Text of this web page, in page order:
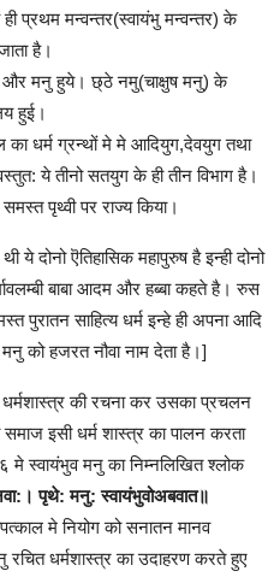
प्रथम मन्वन्तर(स्वायंभु मन्वन्तर) के
है।
और मनु हुये। छ्ठे नमु(चाक्षुष मनु) के
हुई।
धर्म ग्रन्थों मे मे आदियुग,देवयुग तथा
ये तीनो सतयुग के ही तीन विभाग है।
पृथ्वी पर राज्य किया।
ये दोनो ऎतिहासिक महापुरुष है इन्ही दोनो
बाबा आदम और हब्बा कहते है। रुस
पुरातन साहित्य धर्म इन्हे ही अपना आदि
को हजरत नौवा नाम देता है।]
की रचना कर उसका प्रचलन
इसी धर्म शास्त्र का पालन करता
मे स्वायंभुव मनु का निम्नलिखित श्लोक
पृथे: मनु: स्वायंभुवोअबवात॥
मे नियोग को सनातन मानव
धर्मशास्त्र का उदाहरण करते हुए